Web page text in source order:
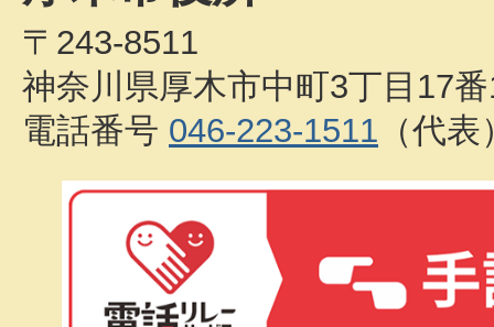
〒243-8511
神奈川県厚木市中町3丁目17
電話番号 046-223-1511 （代表